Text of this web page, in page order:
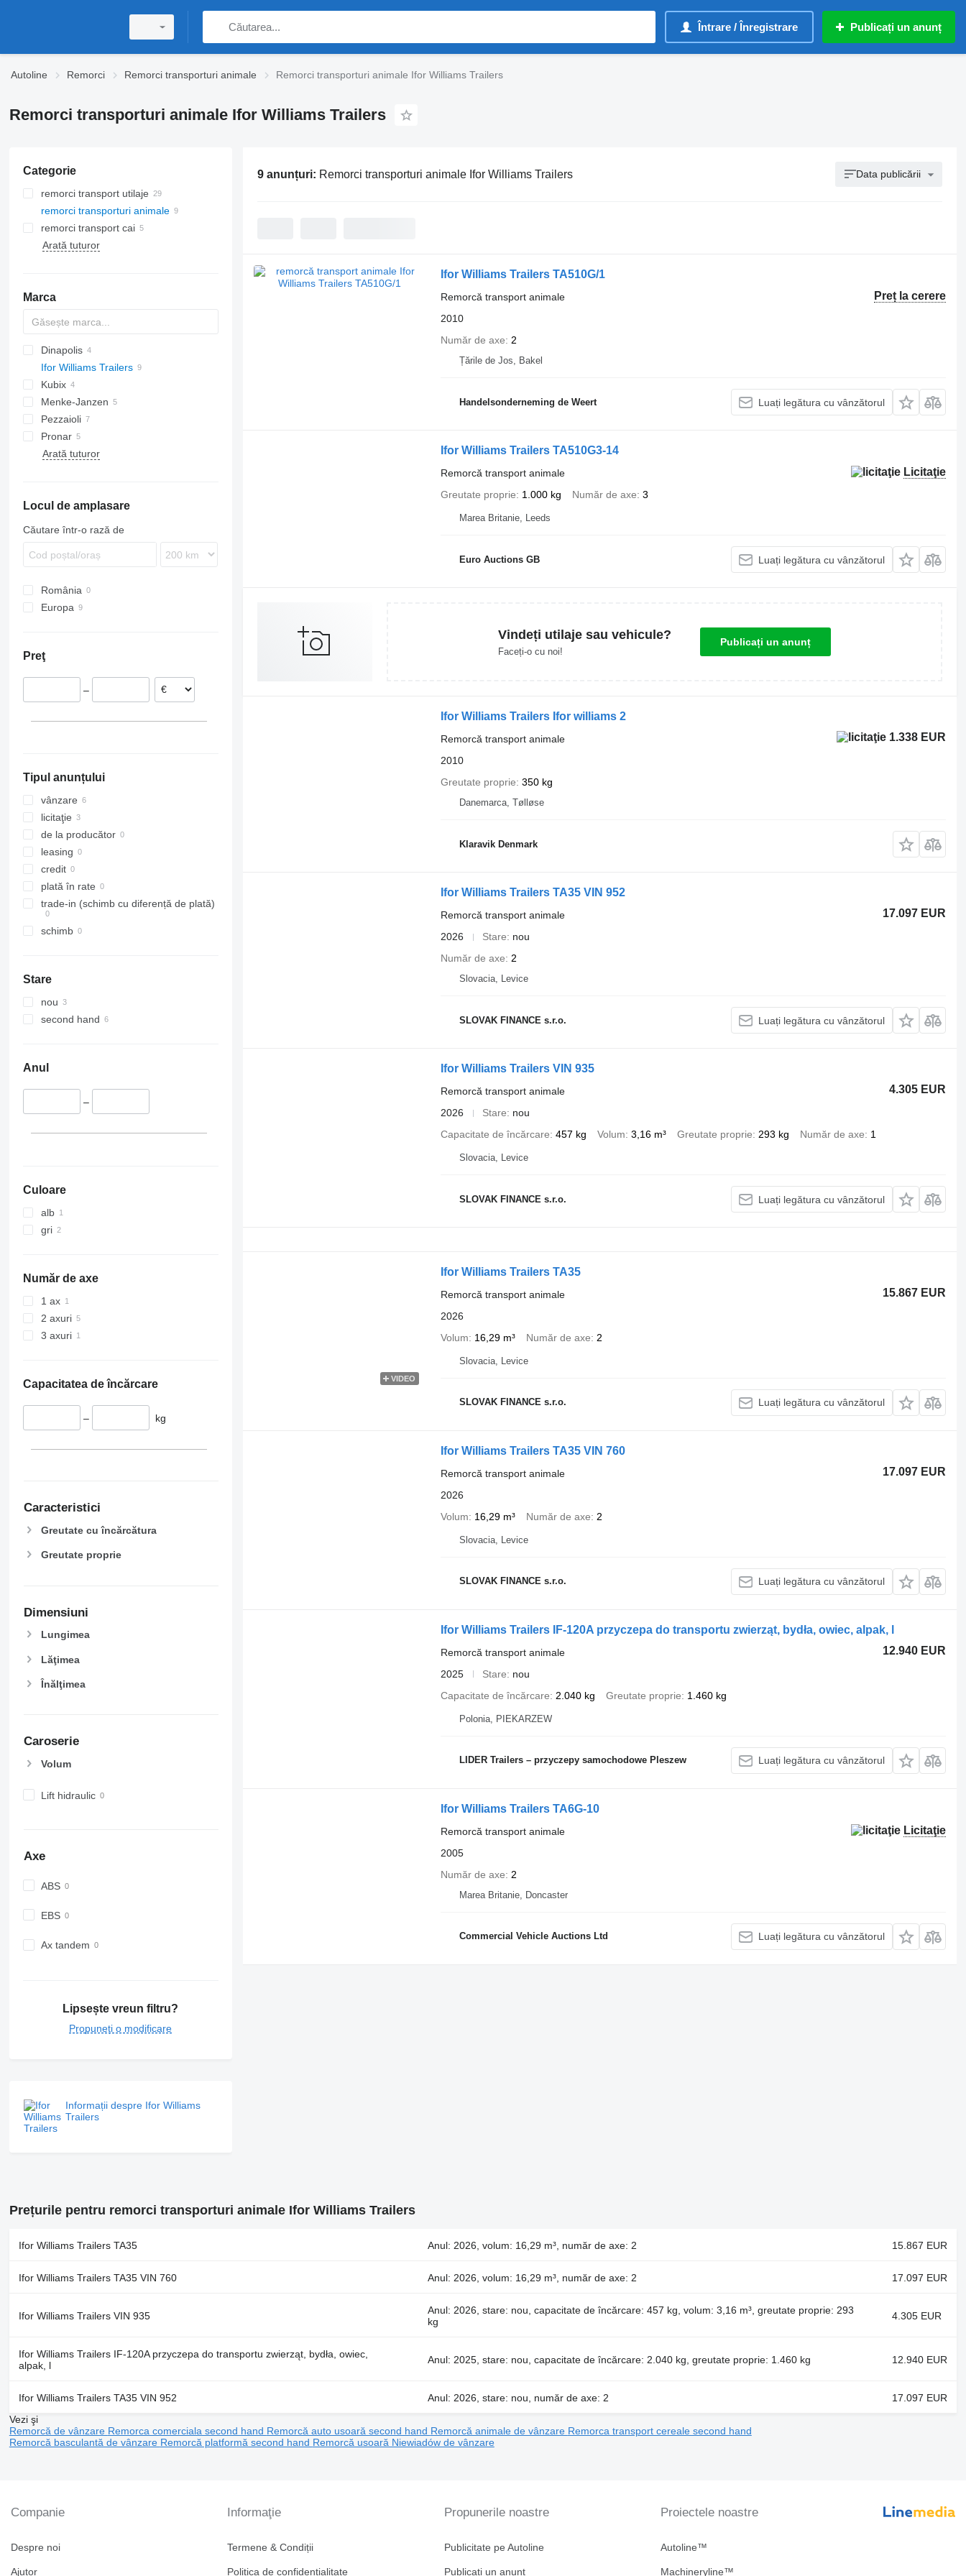
Întrare / Înregistrare Publicați un anunț
Autoline Remorci Remorci transporturi animale Remorci transporturi animale Ifor Williams Trailers
Remorci transporturi animale Ifor Williams Trailers
Categorie
remorci transport utilaje
remorci transporturi animale
remorci transport cai
Arată tuturor
Marca
LVA
Dinapolis
Ifor Williams Trailers
TV
Kubix
Menke-Janzen
Pezzaioli
Pronar
Arată tuturor
Locul de amplasare
Căutare într-o rază de
România
Europa
Țările de Jos
Danemarca
Preţ
–
Tipul anunțului
vânzare
licitaţie
de la producător
leasing
credit
plată în rate
trade-in (schimb cu diferență de plată)
schimb
Stare
nou
second hand
Anul
–
Culoare
alb
gri
Număr de axe
1 ax
2 axuri
3 axuri
Capacitatea de încărcare
– kg
Caracteristici
Greutate cu încărcătura
Greutate proprie
Dimensiuni
Lungimea
Lăţimea
Înălţimea
Caroserie
Volum
Lift hidraulic
Axe
ABS
EBS
Ax tandem
Lipsește vreun filtru?
Propuneți o modificare
Informații despre Ifor Williams
Trailers
9 anunțuri: Remorci transporturi animale Ifor Williams Trailers Data publicării
Ifor Williams Trailers TA510G/1
Preț la cerere
Remorcă transport animale
2010
Număr de axe
2
Țările de Jos, Bakel
Handelsonderneming de Weert Luați legătura cu vânzătorul
Ifor Williams Trailers TA510G3-14
Licitaţie
Remorcă transport animale
Greutate proprie
1.000 kg Număr de axe 3
Marea Britanie, Leeds
Euro Auctions GB Luați legătura cu vânzătorul
Vindeți utilaje sau vehicule?
Faceți-o cu noi!
Publicați un anunț
Ifor Williams Trailers Ifor williams 2
1.338 EUR
Remorcă transport animale
2010
Greutate proprie 350 kg
Danemarca, Tølløse
Klaravik Denmark
Ifor Williams Trailers TA35 VIN 952
17.097 EUR
Remorcă transport animale
2026
Stare
nou
Număr de axe
2
Slovacia, Levice
SLOVAK FINANCE s.r.o. Luați legătura cu vânzătorul
Ifor Williams Trailers VIN 935
4.305 EUR
Remorcă transport animale
2026
Stare
nou
Capacitate de încărcare 457 kg Volum 3,16 m³ Greutate proprie 293 kg Număr de axe 1
Slovacia, Levice
SLOVAK FINANCE s.r.o. Luați legătura cu vânzătorul
VIDEO
Ifor Williams Trailers TA35
15.867 EUR
Remorcă transport animale
2026
Volum
16,29 m³ Număr de axe 2
Slovacia, Levice
SLOVAK FINANCE s.r.o. Luați legătura cu vânzătorul
Ifor Williams Trailers TA35 VIN 760
17.097 EUR
Remorcă transport animale
2026
Volum
16,29 m³ Număr de axe 2
Slovacia, Levice
SLOVAK FINANCE s.r.o. Luați legătura cu vânzătorul
Ifor Williams Trailers IF-120A przyczepa do transportu zwierząt, bydła, owiec, alpak, l
12.940 EUR
Remorcă transport animale
2025
Stare
nou
Capacitate de încărcare
2.040 kg Greutate proprie 1.460 kg
Polonia, PIEKARZEW
LIDER Trailers – przyczepy samochodowe Pleszew Luați legătura cu vânzătorul
Ifor Williams Trailers TA6G-10
Licitaţie
Remorcă transport animale
2005
Număr de axe
2
Marea Britanie, Doncaster
Commercial Vehicle Auctions Ltd Luați legătura cu vânzătorul
Prețurile pentru remorci transporturi animale Ifor Williams Trailers
Ifor Williams Trailers TA35 Anul: 2026, volum: 16,29 m³, număr de axe: 2 15.867 EUR
Ifor Williams Trailers TA35 VIN 760 Anul: 2026, volum: 16,29 m³, număr de axe: 2 17.097 EUR
Ifor Williams Trailers VIN 935
Anul: 2026, stare: nou, capacitate de încărcare: 457 kg, volum: 3,16 m³, greutate proprie: 293
kg
4.305 EUR
Ifor Williams Trailers IF-120A przyczepa do transportu zwierząt, bydła, owiec,
alpak, l
Anul: 2025, stare: nou, capacitate de încărcare: 2.040 kg, greutate proprie: 1.460 kg 12.940 EUR
Ifor Williams Trailers TA35 VIN 952 Anul: 2026, stare: nou, număr de axe: 2
17.097 EUR
Vezi şi
Remorcă de vânzare Remorca comerciala second hand Remorcă auto usoară second hand Remorcă animale de vânzare Remorca transport cereale second hand
Remorcă basculantă de vânzare Remorcă platformă second hand Remorcă usoară Niewiadów de vânzare
Companie
Despre noi
Ajutor
Informaţie
Termene & Condiții
Politica de confidențialitate
Propunerile noastre
Publicitate pe Autoline
Publicați un anunț
Proiectele noastre
Autoline™
Machineryline™